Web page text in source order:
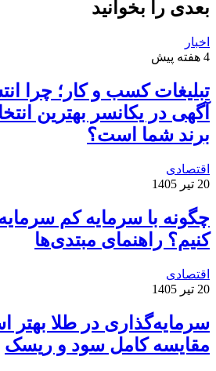
بعدی را بخوانید
اخبار
4 هفته پیش
تبلیغات کسب و کار؛ چرا
آگهی در یکانسر بهترین
برند شما است؟
اقتصادی
20 تیر 1405
چگونه با سرمایه کم
کنیم؟ راهنمای مبتدی‌ها
اقتصادی
20 تیر 1405
سرمایه‌گذاری در طلا بهتر
مقایسه کامل سود و ریسک